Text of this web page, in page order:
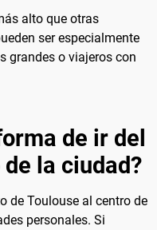
alto que otras
ser especialmente
grandes o viajeros con
de ir del
la ciudad?
de Toulouse al centro de
personales. Si